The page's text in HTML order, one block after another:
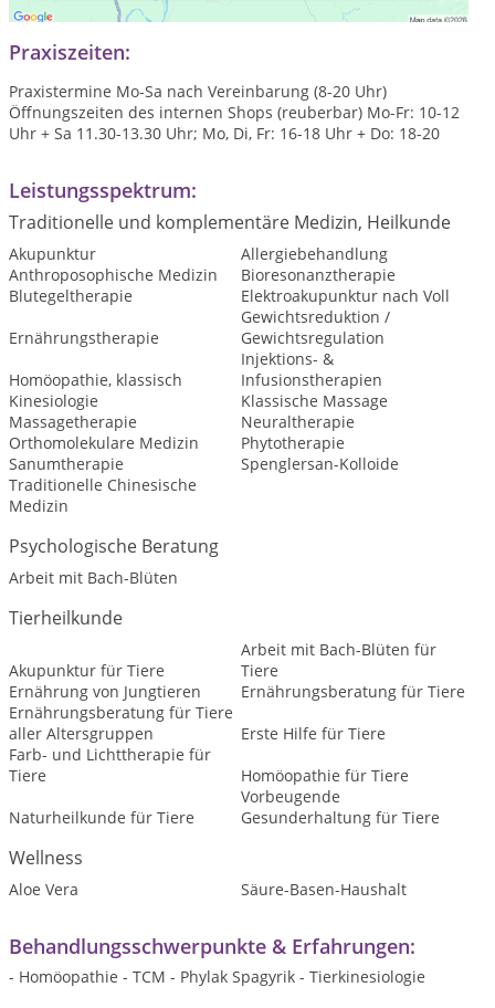
Praxiszeiten:
Praxistermine Mo-Sa nach Vereinbarung (8-20 Uhr)
Öffnungszeiten des internen Shops (reuberbar) Mo-Fr: 10-12
Uhr + Sa 11.30-13.30 Uhr; Mo, Di, Fr: 16-18 Uhr + Do: 18-20
Leistungsspektrum:
Traditionelle und komplementäre Medizin, Heilkunde
Akupunktur
Allergiebehandlung
Anthroposophische Medizin
Bioresonanztherapie
Blutegeltherapie
Elektroakupunktur nach Voll
Ernährungstherapie
Gewichtsreduktion /
Gewichtsregulation
Homöopathie, klassisch
Injektions- &
Infusionstherapien
Kinesiologie
Klassische Massage
Massagetherapie
Neuraltherapie
Orthomolekulare Medizin
Phytotherapie
Sanumtherapie
Spenglersan-Kolloide
Traditionelle Chinesische
Medizin
Psychologische Beratung
Arbeit mit Bach-Blüten
Tierheilkunde
Akupunktur für Tiere
Arbeit mit Bach-Blüten für
Tiere
Ernährung von Jungtieren
Ernährungsberatung für Tiere
Ernährungsberatung für Tiere
aller Altersgruppen
Erste Hilfe für Tiere
Farb- und Lichttherapie für
Tiere
Homöopathie für Tiere
Naturheilkunde für Tiere
Vorbeugende
Gesunderhaltung für Tiere
Wellness
Aloe Vera Säure-Basen-Haushalt
Behandlungsschwerpunkte & Erfahrungen:
- Homöopathie - TCM - Phylak Spagyrik - Tierkinesiologie